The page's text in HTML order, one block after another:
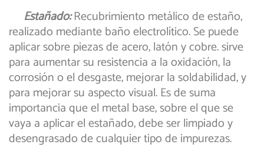
Estañado:Recubrimiento metálico de estaño,
realizado mediante baño electrolítico. Se puede
aplicar sobre piezas de acero, latón y cobre. sirve
para aumentar su resistencia a la oxidación, la
corrosión o el desgaste, mejorar la soldabilidad, y
para mejorar su aspecto visual. Es de suma
importancia que el metal base, sobre el que se
vaya a aplicar el estañado, debe ser limpiado y
desengrasado de cualquier tipo de impurezas.